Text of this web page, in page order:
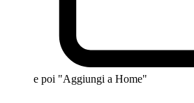
e poi "Aggiungi a Home"